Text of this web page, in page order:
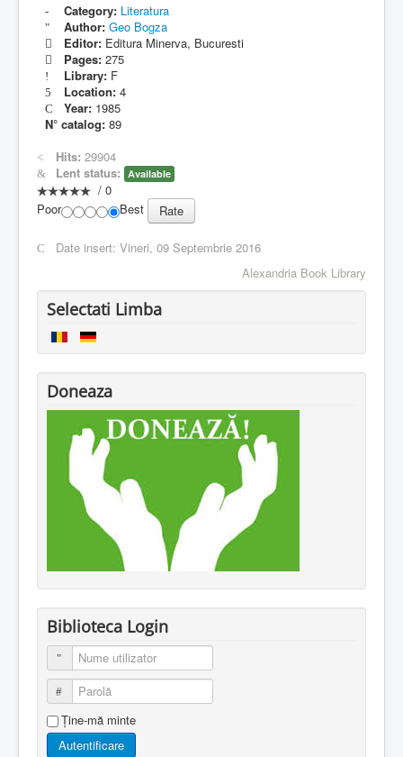
Category: Literatura
Author:Geo Bogza
Editor: Editura Minerva, Bucuresti
Pages:275
Library: F
Location:4
Year: 1985
N° catalog: 89
Hits:29904
Lent status: Available
/ 0
Poor
Best
Date insert:Vineri, 09 Septembrie 2016
Alexandria Book Library
Selectati Limba
Doneaza
Biblioteca Login
Nume utilizator
Parolă
Ţine-mă minte
Autentificare